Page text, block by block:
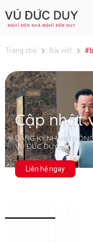
Trang chủ Bài viết
Cập nhật
ĐĂNG KÝ NHẬN
VŨ ĐỨC DUY
Liên hệ ngay